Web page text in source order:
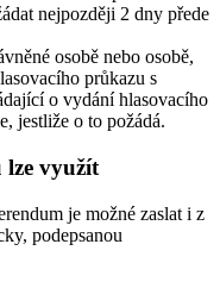
nejpozději 2 dny přede
osobě nebo osobě,
průkazu s
o vydání hlasovacího
jestliže o to požádá.
lze využít
je možné zaslat i z
podepsanou